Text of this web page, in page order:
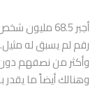
أجبر 68.5
وأكثر من نصفهم دون سن